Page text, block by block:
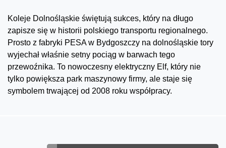
Koleje Dolnośląskie świętują sukces, który na długo
zapisze się w historii polskiego transportu regionalnego.
Prosto z fabryki PESA w Bydgoszczy na dolnośląskie tory
wyjechał właśnie setny pociąg w barwach tego
przewoźnika. To nowoczesny elektryczny Elf, który nie
tylko powiększa park maszynowy firmy, ale staje się
symbolem trwającej od 2008 roku współpracy.